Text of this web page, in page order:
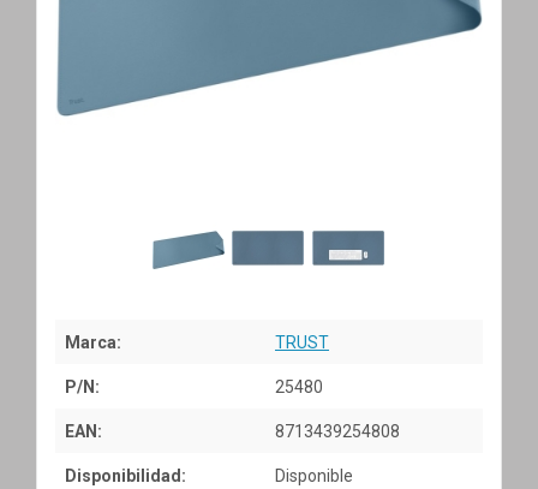
Marca: TRUST
P/N: 25480
EAN: 8713439254808
Disponibilidad: Disponible